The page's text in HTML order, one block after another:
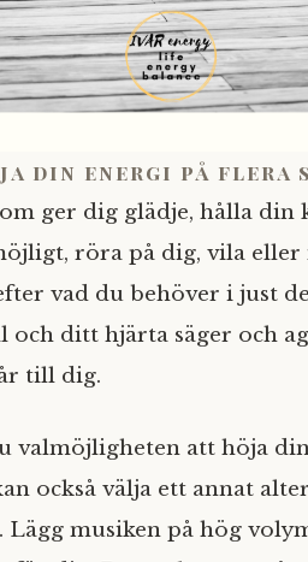
din energi på flera
ger dig glädje, hålla
röra på dig, vila eller
vad du behöver i just
och ditt hjärta säger och
till dig.
valmöjligheten att höja
också välja ett annat
Lägg musiken på hög